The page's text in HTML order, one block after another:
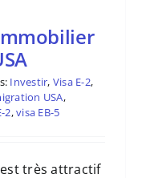
Investir, Visa E-2,
USA,
2,visa EB-5
très attractif